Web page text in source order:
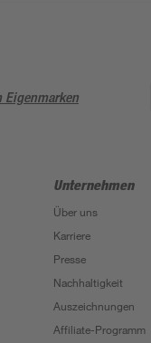
Eigenmarken
Unternehmen
Über uns
Karriere
Presse
Nachhaltigkeit
Auszeichnungen
Affiliate-Programm